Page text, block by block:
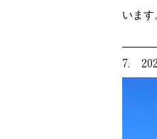
います
7.